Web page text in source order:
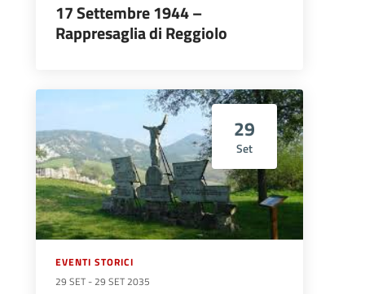
17 Settembre 1944 –
Rappresaglia di Reggiolo
29
Set
EVENTI STORICI
29 SET -29 SET 2035